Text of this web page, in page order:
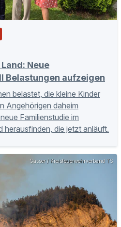
Neue
Belastungen aufzeigen
belastet, die kleine Kinder
Angehörigen daheim
Familienstudie im
herausfinden, die jetzt anläuft.
Gasser / Kreisfeuerwehrverband TS